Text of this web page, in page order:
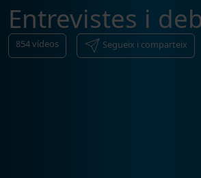
Entrevistes i
854vídeos Segueix i comparteix